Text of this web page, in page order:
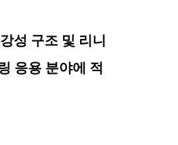
성 구조 및 리니
응용 분야에 적